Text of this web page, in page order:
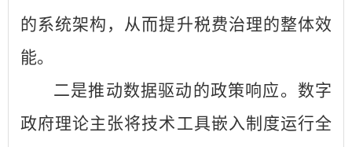
的系统架构，从而提升税费治理的整体效
能。
二是推动数据驱动的政策响应。数字
政府理论主张将技术工具嵌入制度运行全